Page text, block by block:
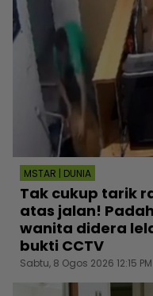
MSTAR | DUNIA
Tak cukup tarik
atas jalan!
wanita didera
bukti CCTV
Sabtu, 8 Ogos 2026 12:15 PM